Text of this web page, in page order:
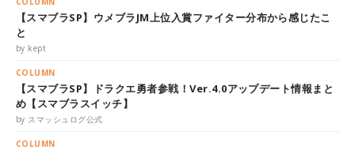
【スマブラSP】ウメブラJM上位入賞ファイター分布から感じたこ
と
by kept
COLUMN
【スマブラSP】ドラクエ勇者参戦！Ver.4.0アップデート情報まと
め【スマブラスイッチ】
by スマッシュログ公式
COLUMN